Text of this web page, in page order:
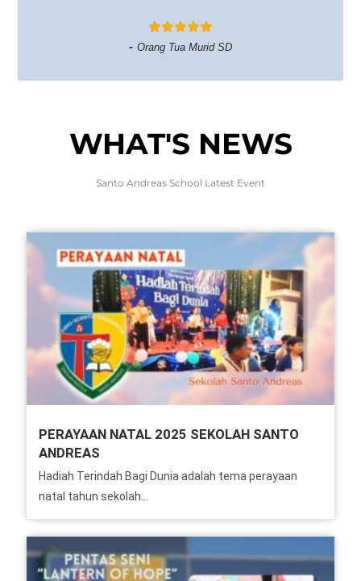
- Orang Tua Murid SD
WHAT'S NEWS
Santo Andreas School Latest Event
PERAYAAN NATAL 2025 SEKOLAH SANTO
ANDREAS
Hadiah Terindah Bagi Dunia adalah tema perayaan
natal tahun sekolah...